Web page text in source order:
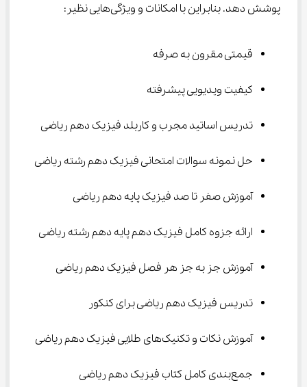
پوشش دهد. بنابراین با امکانات و ویژگی‌هایی نظیر:
قیمتی مقرون به صرفه
کیفیت ویدیویی پیشرفته
تدریس اساتید مجرب و کاربلد فیزیک دهم ریاضی
حل نمونه سوالات امتحانی فیزیک دهم رشته ریاضی
آموزش صفر تا صد فیزیک پایه دهم ریاضی
ارائه جزوه کامل فیزیک دهم پایه دهم رشته ریاضی
آموزش جز به جز هر فصل فیزیک دهم ریاضی
تدریس فیزیک دهم ریاضی برای کنکور
آموزش نکات و تکنیک‌های طلایی فیزیک دهم ریاضی
جمع‌بندی کامل کتاب فیزیک دهم ریاضی